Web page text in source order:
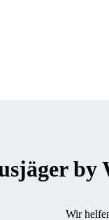
by
Wir